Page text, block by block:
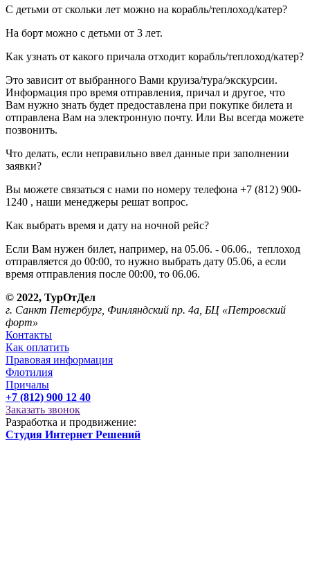
С детьми от скольки лет можно на корабль/теплоход/катер?
На борт можно с детьми от 3 лет.
Как узнать от какого причала отходит корабль/теплоход/катер?
Это зависит от выбранного Вами круиза/тура/экскурсии.
Информация про время отправления, причал и другое, что
Вам нужно знать будет предоставлена при покупке билета и
отправлена Вам на электронную почту. Или Вы всегда можете
позвонить.
Что делать, если неправильно ввел данные при заполнении
заявки?
Вы можете связаться с нами по номеру телефона +7 (812) 900-
1240 , наши менеджеры решат вопрос.
Как выбрать время и дату на ночной рейс?
Если Вам нужен билет, например, на 05.06. - 06.06., теплоход
отправляется до 00:00, то нужно выбрать дату 05.06, а если
время отправления после 00:00, то 06.06.
© 2022, ТурОтДел
г. Санкт Петербург, Финляндский пр. 4а, БЦ «Петровский
форт»
Контакты
Как оплатить
Правовая информация
Флотилия
Причалы
+7 (812) 900 12 40
Заказать звонок
Разработка и продвижение:
Студия Интернет Решений